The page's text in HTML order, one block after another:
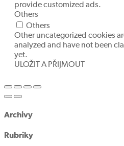
provide customized ads.
Others
Others
Other uncategorized cookies
analyzed and have not been
yet.
ULOŽIT A PŘIJMOUT
Archivy
Rubriky